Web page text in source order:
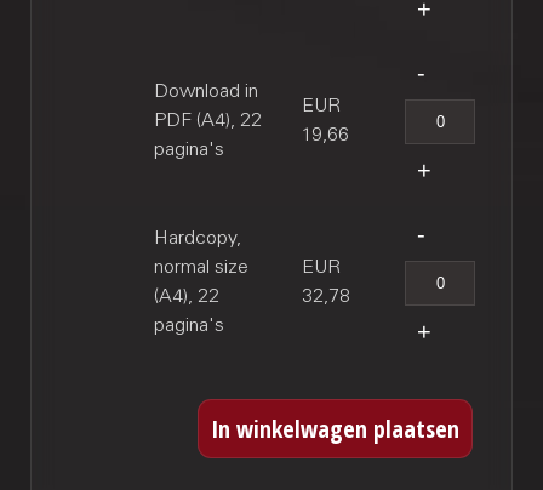
Download in
PDF (A4), 22
pagina's
EUR
19,66
Hardcopy,
normal size
(A4), 22
pagina's
EUR
32,78